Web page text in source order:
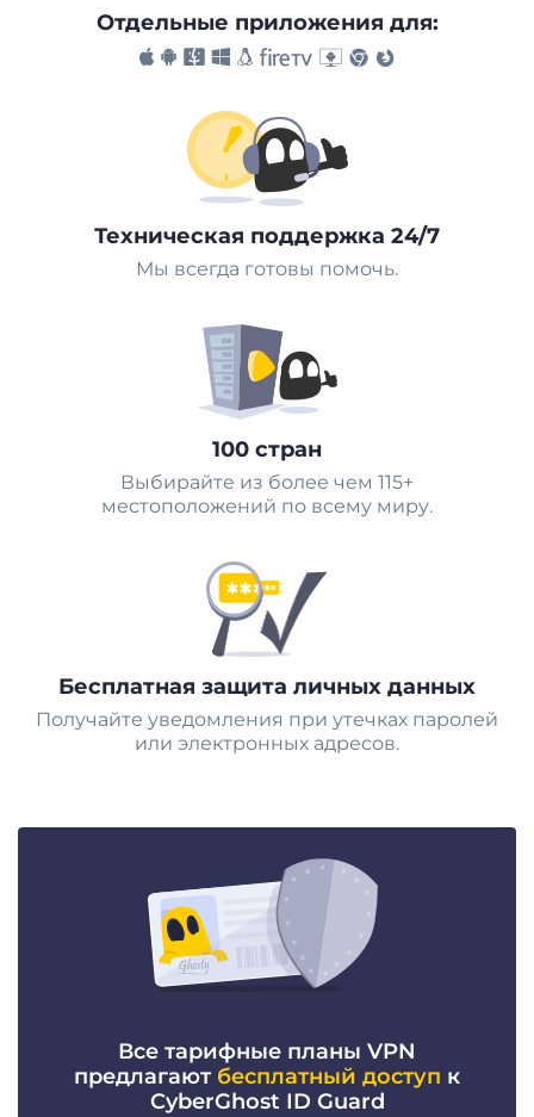
Отдельные приложения для:
Техническая поддержка 24/7
Мы всегда готовы помочь.
100 стран
Выбирайте из более чем 115+
местоположений по всему миру.
Бесплатная защита личных данных
Получайте уведомления при утечках паролей
или электронных адресов.
Все тарифные планы VPN
предлагают бесплатный доступ к
CyberGhost ID Guard